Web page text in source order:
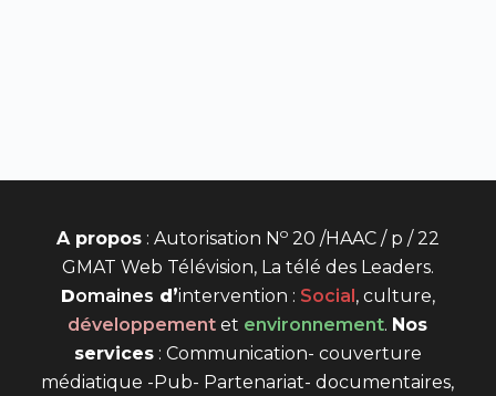
A propos: Autorisation N o20 /HAAC / p / 22
GMAT Web Télévision, La télé des Leaders.
Domaines d’intervention : Social , culture,
développement et environnement. Nos
services: Communication- couverture
médiatique -Pub- Partenariat- documentaires,